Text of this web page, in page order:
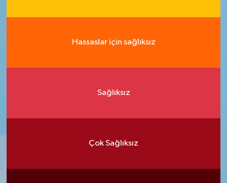
Hassaslar için sağlıksız
Sağlıksız
Çok Sağlıksız